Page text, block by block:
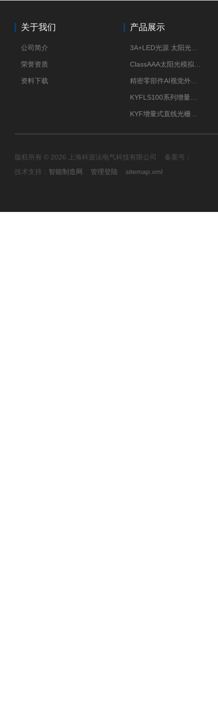
关于我们
公司简介
荣誉资质
资料下载
产品展示
版权所有 © 2026 上海科迎法电气科技有限公司 备案号：
技术支持： 智能制造网 管理登陆 sitemap.xml